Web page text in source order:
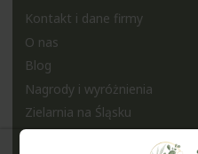
Kontakt i dane firmy
O nas
Blog
Nagrody i wyróżnienia
Zielarnia na Śląsku
Pomoc